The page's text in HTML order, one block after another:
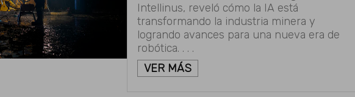
Intellinus, reveló cómo la IA está
transformando la industria minera y
logrando avances para una nueva era de
robótica. . . .
VER MÁS